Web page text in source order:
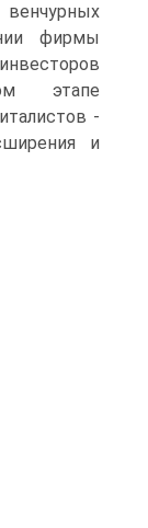
фирмы
этапе
-
и